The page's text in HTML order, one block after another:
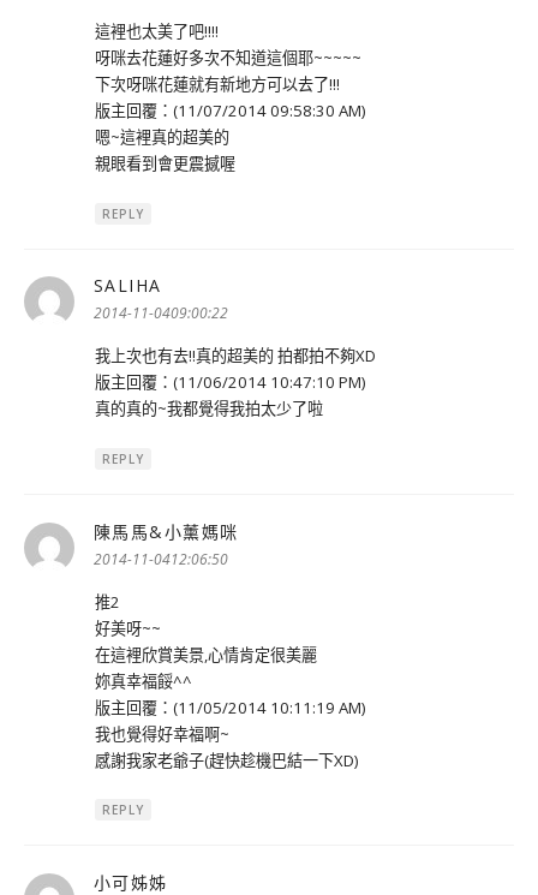
這裡也太美了吧!!!!
呀咪去花蓮好多次不知道這個耶~~~~~
下次呀咪花蓮就有新地方可以去了!!!
版主回覆：(11/07/2014 09:58:30 AM)
嗯~這裡真的超美的
親眼看到會更震撼喔
REPLY
SALIHA
示:
2014-11-0409:00:22
我上次也有去!!真的超美的 拍都拍不夠XD
版主回覆：(11/06/2014 10:47:10 PM)
真的真的~我都覺得我拍太少了啦
REPLY
陳馬馬&小薰媽咪
2014-11-0412:06:50
推2
好美呀~~
在這裡欣賞美景,心情肯定很美麗
妳真幸福餒^^
版主回覆：(11/05/2014 10:11:19 AM)
我也覺得好幸福啊~
感謝我家老爺子(趕快趁機巴結一下XD)
REPLY
小可姊姊